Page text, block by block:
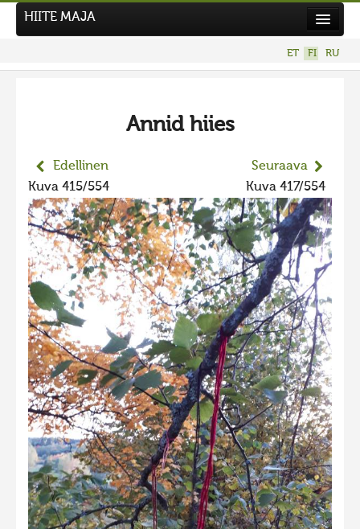
Hiite kuvavõistlus 2026
Hiisien kuvakilpailu 2025
2025 kuvakilpailu lisä
Liikuvad kuvad 2025
Hiisien kuvakilpailu 2024
2024 kuvakilpailu lisä
Liikkuvat kuvat 2024
Hiisien kuvakilpailu 2023
2023 kuvakilpailu lisä
Liikkuvat kuvat 2023
Hiite kuvavõistlus 2022
Hiite kuvavõistlus 2022 lisa
Liikkuvat kuvat 2022
Hiite kuvavõistlus 2021
HIITE MAJA
ET FI RU
Annid hiies
Edellinen
Kuva 415/554
Seuraava
Kuva 417/554